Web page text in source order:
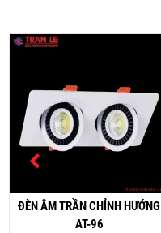
ĐÈN ÂM TRẦN CHỈNH HƯỚNG
AT-96